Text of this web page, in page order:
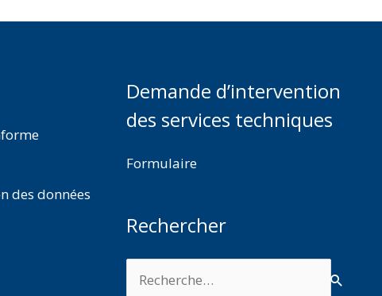
des données
Demande d’intervention
des services techniques
Formulaire
Rechercher